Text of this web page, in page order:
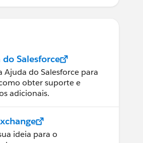
Salesforce
Ajuda do Salesforce para
obter suporte e
adicionais.
ideia para o